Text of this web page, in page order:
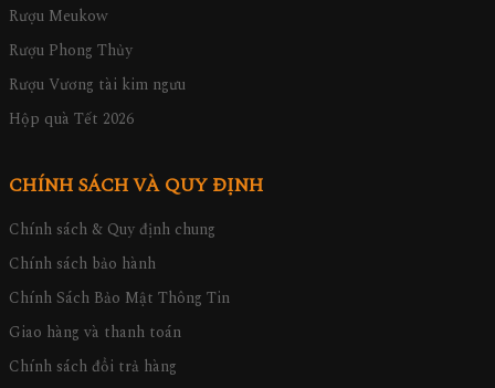
Rượu Meukow
Rượu Phong Thủy
Rượu Vương tài kim ngưu
Hộp quà Tết 2026
CHÍNH SÁCH VÀ QUY ĐỊNH
Chính sách & Quy định chung
Chính sách bảo hành
Chính Sách Bảo Mật Thông Tin
Giao hàng và thanh toán
Chính sách đổi trả hàng